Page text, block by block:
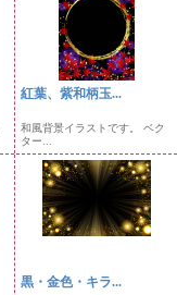
紅葉、紫和柄玉...
和風背景イラストです。 ベク
ター...
黒・金色・キラ...